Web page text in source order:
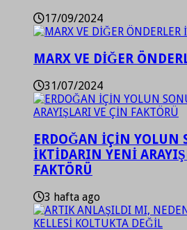
17/09/2024
MARX VE DİĞER
31/07/2024
ERDOĞAN İÇİN YOLUN
İKTİDARIN YENİ
FAKTÖRÜ
3 hafta ago